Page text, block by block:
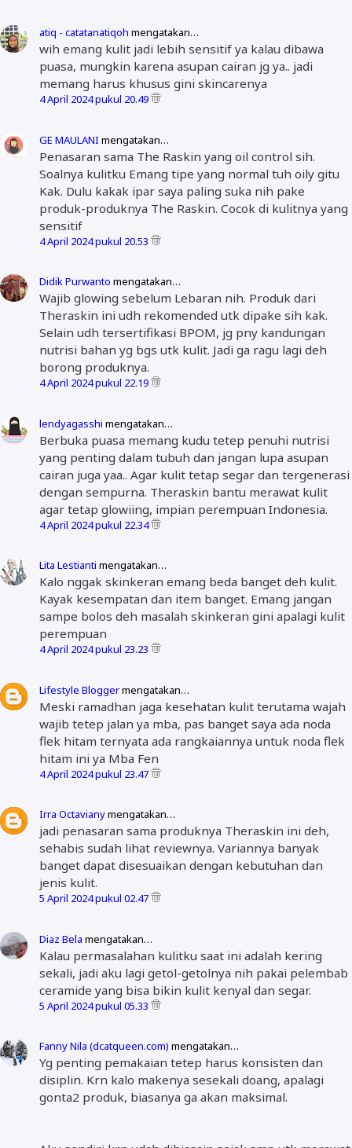
atiq - catatanatiqoh mengatakan…
wih emang kulit jadi lebih sensitif ya kalau dibawa
puasa, mungkin karena asupan cairan jg ya.. jadi
memang harus khusus gini skincarenya
4 April 2024 pukul 20.49
GE MAULANI mengatakan…
Penasaran sama The Raskin yang oil control sih.
Soalnya kulitku Emang tipe yang normal tuh oily gitu
Kak. Dulu kakak ipar saya paling suka nih pake
produk-produknya The Raskin. Cocok di kulitnya yang
sensitif
4 April 2024 pukul 20.53
Didik Purwanto mengatakan…
Wajib glowing sebelum Lebaran nih. Produk dari
Theraskin ini udh rekomended utk dipake sih kak.
Selain udh tersertifikasi BPOM, jg pny kandungan
nutrisi bahan yg bgs utk kulit. Jadi ga ragu lagi deh
borong produknya.
4 April 2024 pukul 22.19
lendyagasshi mengatakan…
Berbuka puasa memang kudu tetep penuhi nutrisi
yang penting dalam tubuh dan jangan lupa asupan
cairan juga yaa.. Agar kulit tetap segar dan tergenerasi
dengan sempurna. Theraskin bantu merawat kulit
agar tetap glowiing, impian perempuan Indonesia.
4 April 2024 pukul 22.34
Lita Lestianti mengatakan…
Kalo nggak skinkeran emang beda banget deh kulit.
Kayak kesempatan dan item banget. Emang jangan
sampe bolos deh masalah skinkeran gini apalagi kulit
perempuan
4 April 2024 pukul 23.23
Lifestyle Bloggermengatakan…
Meski ramadhan jaga kesehatan kulit terutama wajah
wajib tetep jalan ya mba, pas banget saya ada noda
flek hitam ternyata ada rangkaiannya untuk noda flek
hitam ini ya Mba Fen
4 April 2024 pukul 23.47
Irra Octavianymengatakan…
jadi penasaran sama produknya Theraskin ini deh,
sehabis sudah lihat reviewnya. Variannya banyak
banget dapat disesuaikan dengan kebutuhan dan
jenis kulit.
5 April 2024 pukul 02.47
Diaz Bela mengatakan…
Kalau permasalahan kulitku saat ini adalah kering
sekali, jadi aku lagi getol-getolnya nih pakai pelembab
ceramide yang bisa bikin kulit kenyal dan segar.
5 April 2024 pukul 05.33
Fanny Nila (dcatqueen.com) mengatakan…
Yg penting pemakaian tetep harus konsisten dan
disiplin. Krn kalo makenya sesekali doang, apalagi
gonta2 produk, biasanya ga akan maksimal.